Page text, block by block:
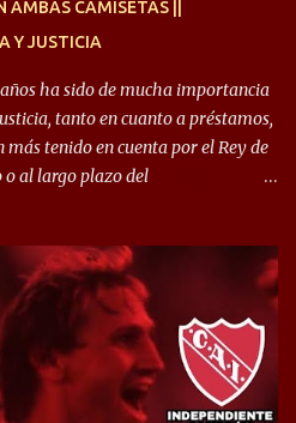
AMBAS CAMISETAS ||
Y JUSTICIA
ha sido de mucha importancia
tanto en cuanto a préstamos,
tenido en cuenta por el Rey de
o al largo plazo del
Romero, quien paso a
mercado de pases y ha rendido de
importantes, sobre todo en la
lo mismo en cuanto al
el Rojo. Pasando a jugadores que
en el rojo, tenemos a la dupla